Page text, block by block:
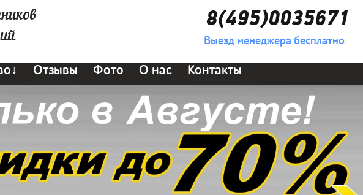
8(495)0035671
Выезд менеджера бесплатно
Отзывы Фото О нас Контакты